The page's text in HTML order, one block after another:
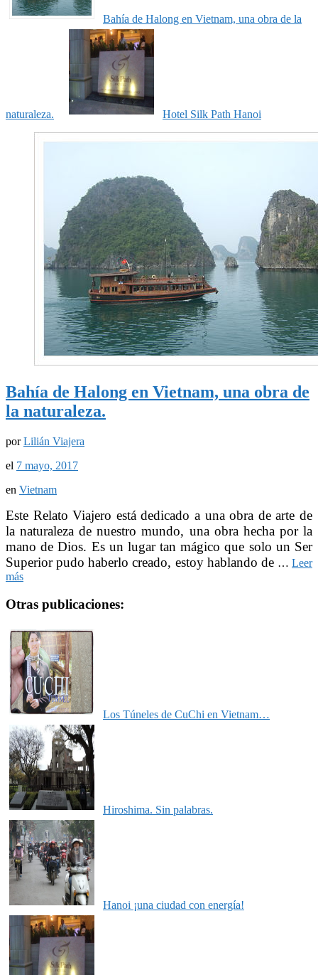
Bahía de Halong en Vietnam, una obra de la
naturaleza. Hotel Silk Path Hanoi
Bahía de Halong en Vietnam, una obra de
la naturaleza.
porLilián Viajera
el 7 mayo, 2017
en Vietnam
Este Relato Viajero está dedicado a una obra de arte de
la naturaleza de nuestro mundo, una obra hecha por la
mano de Dios. Es un lugar tan mágico que solo un Ser
Superior pudo haberlo creado, estoy hablando de … Leer
más
Otras publicaciones:
Los Túneles de CuChi en Vietnam…
Hiroshima. Sin palabras.
Hanoi ¡una ciudad con energía!